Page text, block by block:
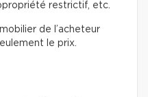
restrictif, etc.
de l’acheteur
le prix.